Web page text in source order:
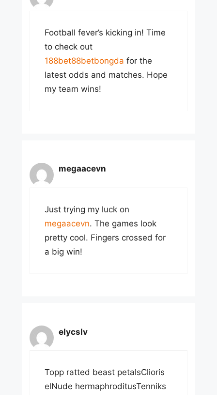
Football fever’s kicking in! Time
to check out
188bet88betbongda for the
latest odds and matches. Hope
my team wins!
megaacevn
Just trying my luck on
megaacevn. The games look
pretty cool. Fingers crossed for
a big win!
elycslv
Topp ratted beast petalsClioris
elNude hermaphroditusTenniks